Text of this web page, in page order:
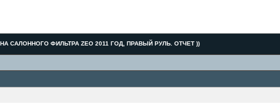
САЛОННОГО ФИЛЬТРА ZEO 2011 ГОД, ПРАВЫЙ РУЛЬ. ОТЧЕТ ))